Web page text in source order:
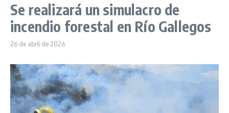
Se realizará un simulacro de
incendio forestal en Río Gallegos
26 de abril de 2026